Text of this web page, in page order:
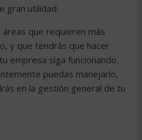
gran utilidad.
áreas que requieren más
y que tendrás que hacer
empresa siga funcionando.
puedas manejarlo,
en la gestión general de tu